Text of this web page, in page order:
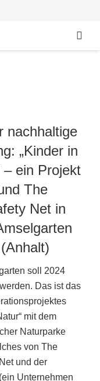
nachhaltige
„Kinder in
– ein Projekt
The
Net in
soll 2024
Das ist das
mit dem
Naturparke
von The
und der
Unternehmen